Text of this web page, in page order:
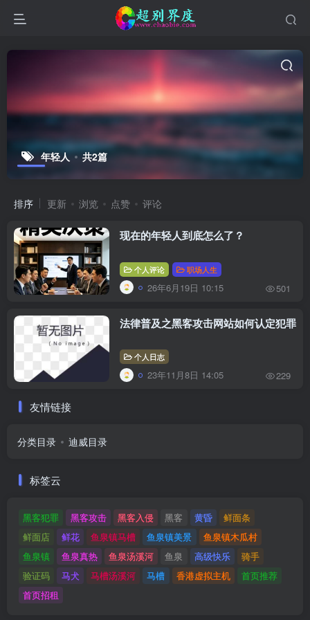
年轻人 共2篇
排序 更新 浏览 点赞 评论
现在的年轻人到底怎么了？
个人评论 职场人生
26年6月19日 10:15 501
法律普及之黑客攻击网站如何认定犯罪
个人日志
23年11月8日 14:05 229
友情链接
分类目录 迪威目录
标签云
黑客犯罪 黑客攻击 黑客入侵 黑客 黄昏
鲜面条
鲜面店
鲜花 鱼泉镇马槽 鱼泉镇美景
鱼泉镇木瓜村
鱼泉镇
鱼泉真热 鱼泉汤溪河 鱼泉 高级快乐
骑手
验证码
马犬 马槽汤溪河 马槽 香港虚拟主机
首页推荐
首页招租